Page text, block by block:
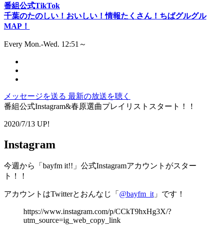
番組公式TikTok
千葉のたのしい！おいしい！情報たくさん！ちばグルグル
MAP！
Every Mon.-Wed. 12:51～
メッセージを送る 最新の放送を聴く
番組公式Instagram&春原選曲プレイリストスタート！！
2020/7/13 UP!
Instagram
今週から「bayfm it!!」公式Instagramアカウントがスター
ト！！
アカウントはTwitterとおんなじ「 @bayfm_it 」です！
https://www.instagram.com/p/CCkT9hxHg3X/?
utm_source=ig_web_copy_link